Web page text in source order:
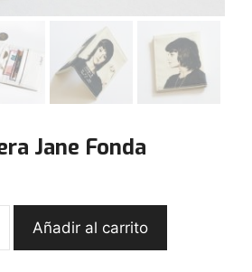
Jane Fonda
Cartera
Añadir al carrito